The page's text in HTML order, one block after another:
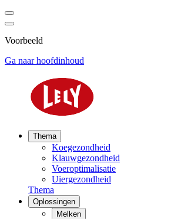
Voorbeeld
Ga naar hoofdinhoud
Thema
Koegezondheid
Klauwgezondheid
Voeroptimalisatie
Uiergezondheid
Thema
Oplossingen
Melken